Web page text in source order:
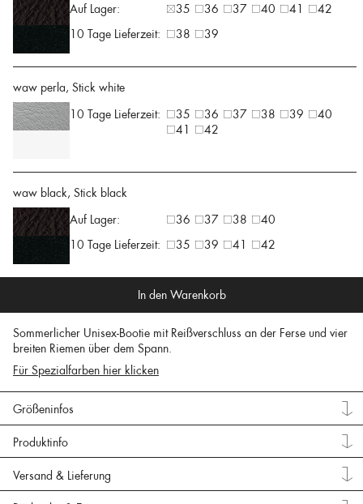
Auf Lager:
35 36 37 40 41
42
10 Tage Lieferzeit:
38 39
waw perla, Stick white
10 Tage Lieferzeit:
35 36 37 38 39
40
41
42
waw black, Stick black
Auf Lager:
36 37 38
40
10 Tage Lieferzeit:
35 39 41 42
In den Warenkorb
Sommerlicher Unisex-Bootie mit Reißverschluss an der Ferse und vier
breiten Riemen über dem Spann.
Für Spezialfarben hier klicken
Größeninfos
Produktinfo
Versand & Lieferung